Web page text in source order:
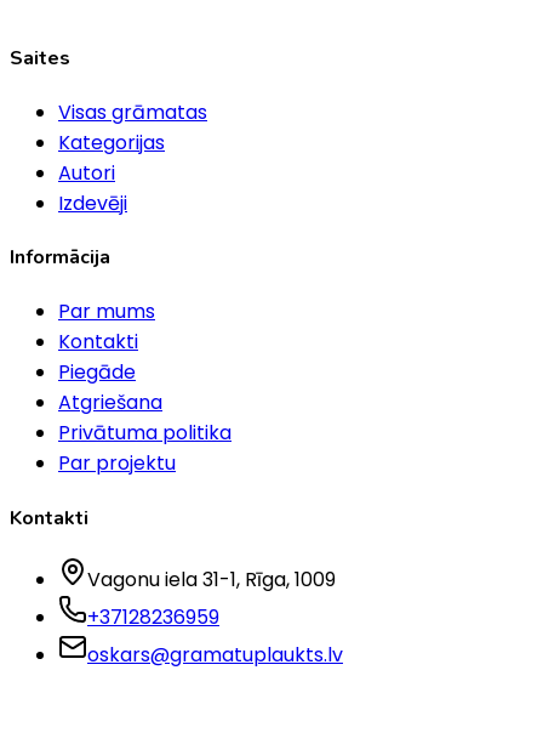
Saites
Visas grāmatas
Kategorijas
Autori
Izdevēji
Informācija
Par mums
Kontakti
Piegāde
Atgriešana
Privātuma politika
Par projektu
Kontakti
Vagonu iela 31-1, Rīga, 1009
+37128236959
oskars@gramatuplaukts.lv